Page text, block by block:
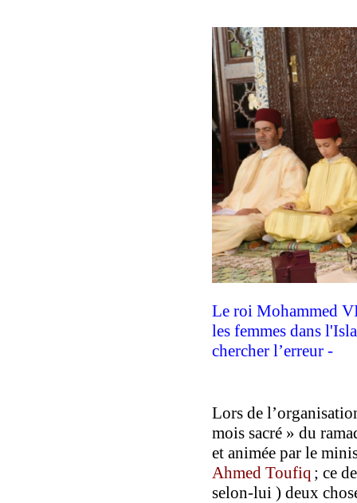
Le roi Mohammed
les femmes dans
chercher l’erreur -
Lors de
mois sacré » du
et animée par le
Ahmed Toufiq ; ce
selon-lui ) deux